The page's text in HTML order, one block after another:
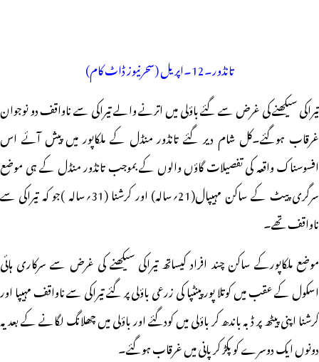
تانڈور۔12۔اپریل (سحرنیوز ڈاٹ کام)
تیراکی سیکھنے کی غرض سے گئے باؤلی میں اترنے والے تیراکی سے ناواقف دو نوجوان
غرقاب ہوگئے۔کل شام دیر گئے تانڈور منڈل کے ملکاپور میں پیش آئے اس
افسوسناک واقعہ کی تفصیلات گاؤں والوں کے بموجب تانڈور منڈل کے ہی موضع
سرگری پیٹ کے ساکن مہیپال(21؍سالہ) اور کرشنا (31؍سالہ )جو کہ تیراکی سے
ناواقف تھے۔
موضع ملکاپورکے ساکن چند افراد کیساتھ تیراکی سیکھنے کی غرض سے سرکاری ہائی
اسکول کے عقب میں کوتلا پور پینٹپا کی زرعی باؤلی پر گئے تیراکی سے ناواقف مہیپا اور
کرشنا اپنی پیٹھ پر ڈبہ باندھ کر باؤلی میں کودگئے اور باؤلی میں چھلانگ لگانے کے بعد یہ
دونوں ایک دوسرے کو پکڑ کرپانی میں غرقاب ہوگئے۔